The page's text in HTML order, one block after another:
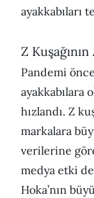
ayakkabıları
Z
Pandemi
ayakkabılara
hızlandı. Z
markalara
verilerine
medya etki
Hoka’nın